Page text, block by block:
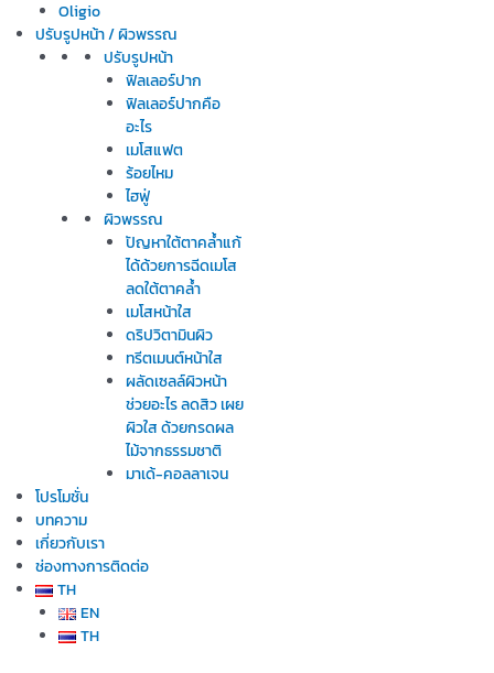
Oligio
ปรับรูปหน้า / ผิวพรรณ
ปรับรูปหน้า
ฟิลเลอร์ปาก
ฟิลเลอร์ปากคือ
อะไร
เมโสแฟต
ร้อยไหม
ไฮฟู่
ผิวพรรณ
ปัญหาใต้ตาคล้ำแก้
ได้ด้วยการฉีดเมโส
ลดใต้ตาคล้ำ
เมโสหน้าใส
ดริปวิตามินผิว
ทรีตเมนต์หน้าใส
ผลัดเซลล์ผิวหน้า
ช่วยอะไร ลดสิว เผย
ผิวใส ด้วยกรดผล
ไม้จากธรรมชาติ
มาเด้-คอลลาเจน
โปรโมชั่น
บทความ
เกี่ยวกับเรา
ช่องทางการติดต่อ
TH
EN
TH